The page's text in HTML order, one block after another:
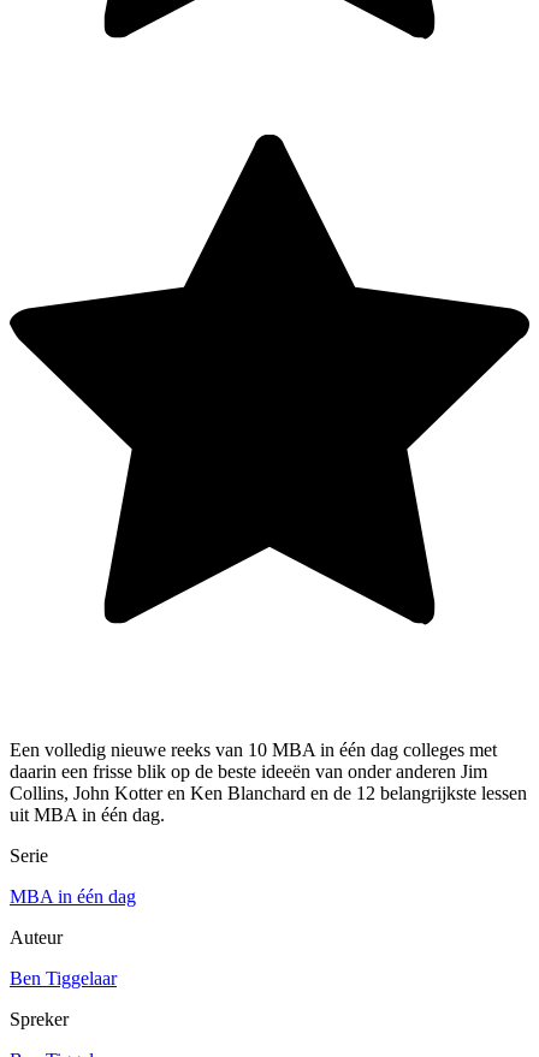
Een volledig nieuwe reeks van 10 MBA in één dag colleges met
daarin een frisse blik op de beste ideeën van onder anderen Jim
Collins, John Kotter en Ken Blanchard en de 12 belangrijkste lessen
uit MBA in één dag.
Serie
MBA in één dag
Auteur
Ben Tiggelaar
Spreker